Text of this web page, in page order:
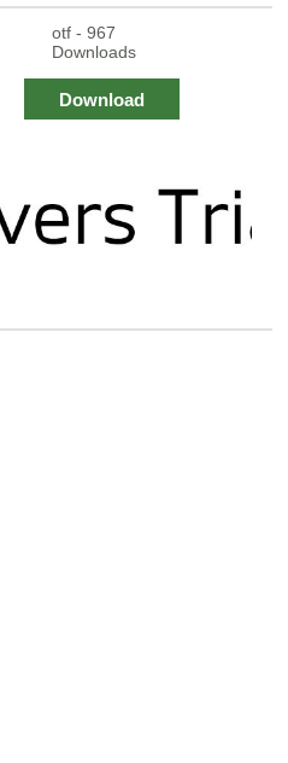
otf - 967
Downloads
Download